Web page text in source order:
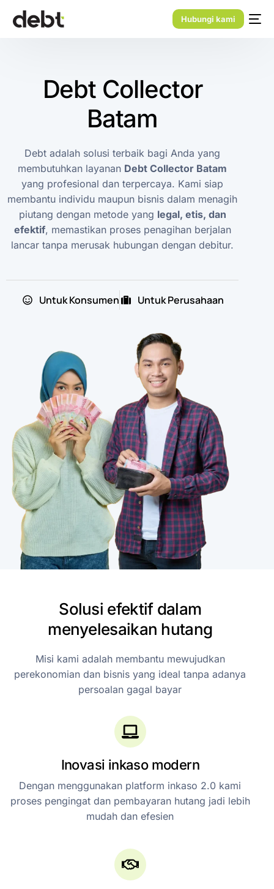
Hubungi kami
Debt Collector
Batam
Debt adalah solusi terbaik bagi Anda yang
membutuhkan layanan Debt Collector Batam
yang profesional dan terpercaya. Kami siap
membantu individu maupun bisnis dalam menagih
piutang dengan metode yang legal, etis, dan
efektif, memastikan proses penagihan berjalan
lancar tanpa merusak hubungan dengan debitur.
Untuk Konsumen Untuk Perusahaan
Solusi efektif dalam
menyelesaikan hutang
Misi kami adalah membantu mewujudkan
perekonomian dan bisnis yang ideal tanpa adanya
persoalan gagal bayar
Inovasi inkaso modern
Dengan menggunakan platform inkaso 2.0 kami
proses pengingat dan pembayaran hutang jadi lebih
mudah dan efesien